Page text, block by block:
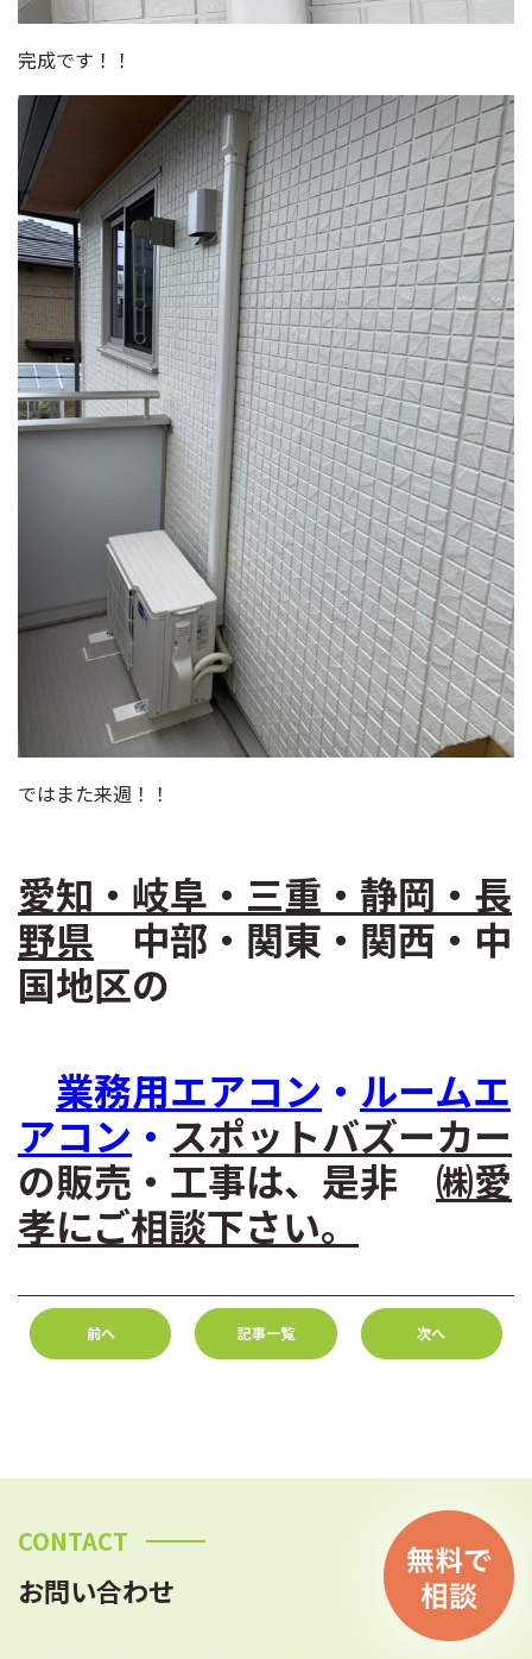
完成です！！
ではまた来週！！
愛知・岐阜・三重・静岡・長
野県 中部・関東・関西・中
国地区の
業務用エアコン ・ ルームエ
アコン ・ スポットバズーカー
の販売・工事は、是非 ㈱愛
孝にご相談下さい。
前へ 記事一覧 次へ
CONTACT
お問い合わせ